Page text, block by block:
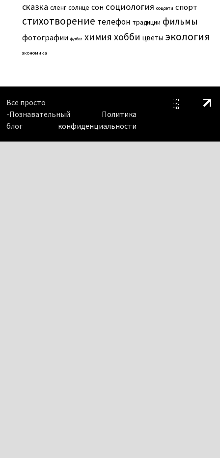
сказка сленг солнце сон социология соцсети спорт
стихотворение телефон традиции фильмы
фотографии футбол химия хобби цветы экология
экономика
Всё просто
-Познавательный
блог
Политика
конфиденциальности